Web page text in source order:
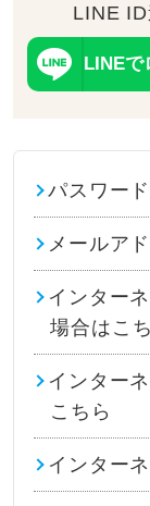
LINE
LINEで
パスワー
メールア
インター
場合はこ
インター
こちら
インター